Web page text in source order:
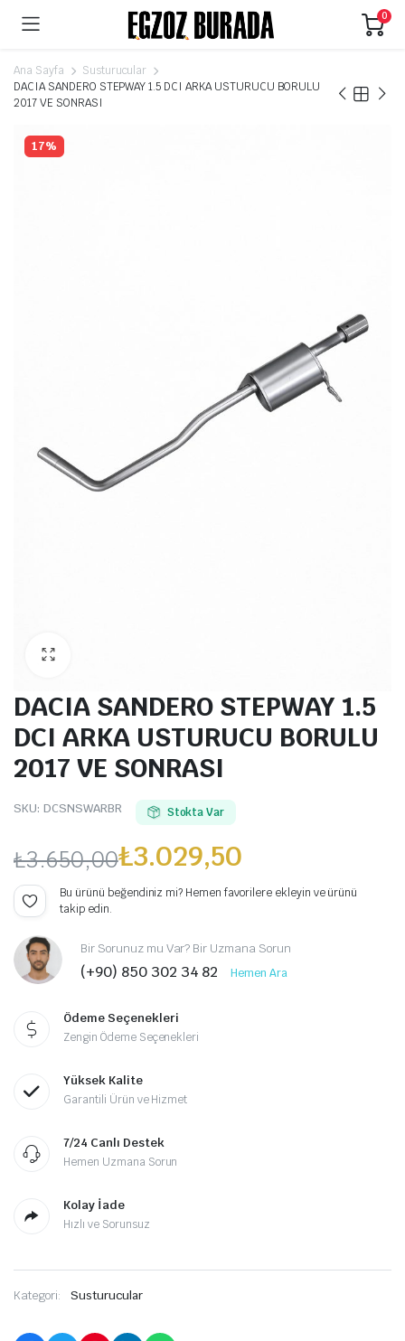
0
Ana Sayfa
Susturucular
DACIA SANDERO STEPWAY 1.5 DCI ARKA USTURUCU BORULU
2017 VE SONRASI
17%
DACIA SANDERO STEPWAY 1.5
DCI ARKA USTURUCU BORULU
2017 VE SONRASI
SKU: DCSNSWARBR Stokta Var
₺3.650,00
Orijinal
fiyat:
₺3.650,00.
₺3.029,50
Şu
andaki
fiyat:
₺3.029,50.
Bu ürünü beğendiniz mi? Hemen favorilere ekleyin ve ürünü
takip edin.
Bir Sorunuz mu Var? Bir Uzmana Sorun
(+90) 850 302 34 82 Hemen Ara
Ödeme Seçenekleri
Zengin Ödeme Seçenekleri
Yüksek Kalite
Garantili Ürün ve Hizmet
7/24 Canlı Destek
Hemen Uzmana Sorun
Kolay İade
Hızlı ve Sorunsuz
Kategori: Susturucular